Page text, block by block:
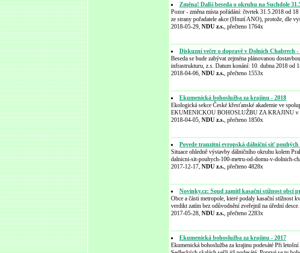
Změna! Další beseda o okruhu na Suchdole
Pozor - změna místa pořádání: čtvrtek 31.5.2018 od
ze strany pořadatele akce (Hnutí ANO), protože, dle
2018-05-29, NDU z.s., přečteno 1764x
Diskuzní večer o dopravě v Dolních Chabrech -
Beseda se bude zabývat zejména plánovanou
infrastrukturu, z.s. Datum konání: 10. dubna 2018 od
2018-04-06, NDU z.s., přečteno 1553x
Ekumenická bohoslužba za krajinu - 2018
Ekologická sekce České křesťanské akademie ve
EKUMENICKOU BOHOSLUŽBU ZA KRAJINU v
2018-04-05, NDU z.s., přečteno 1850x
Povede tranzitní evropská dálniční síť
Situace ohledně výstavby dálničního okruhu kolem
dalnicni-sit-pouhych-100-metru-od-domu-v-dolnich-
2017-12-17, NDU z.s., přečteno 4828x
Novinky.cz: Soud zamítl kasační stížnost obcí
Obce a části metropole, které podaly kasační stížnost
verdikt zatím bez odůvodnění zveřejnil na úřední
2017-05-28, NDU z.s., přečteno 2283x
Ekumenická bohoslužba za krajinu - 2017
Ekumenická bohoslužba za krajinu podesáté Při